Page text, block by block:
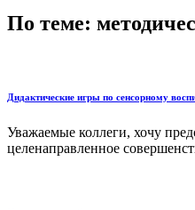
По теме:
Дидактические игры по сенсорному
Уважаемые коллеги, хочу
целенаправленное